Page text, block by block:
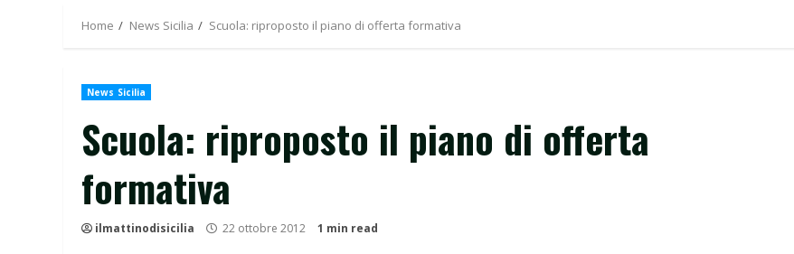
Home News Sicilia Scuola: riproposto il piano di offerta formativa
News Sicilia
Scuola: riproposto il piano di offerta
formativa
ilmattinodisicilia 22 ottobre 2012 1 min read